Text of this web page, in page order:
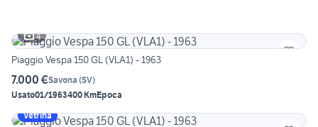
4
Piaggio Vespa 150 GL (VLA1) - 1963
7.000 €Savona (SV)
Usato01/1963400 KmEpoca
Vetrina